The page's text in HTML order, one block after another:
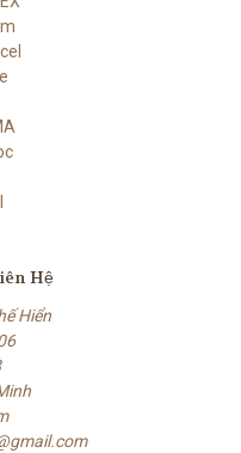
Hệ
Hiển